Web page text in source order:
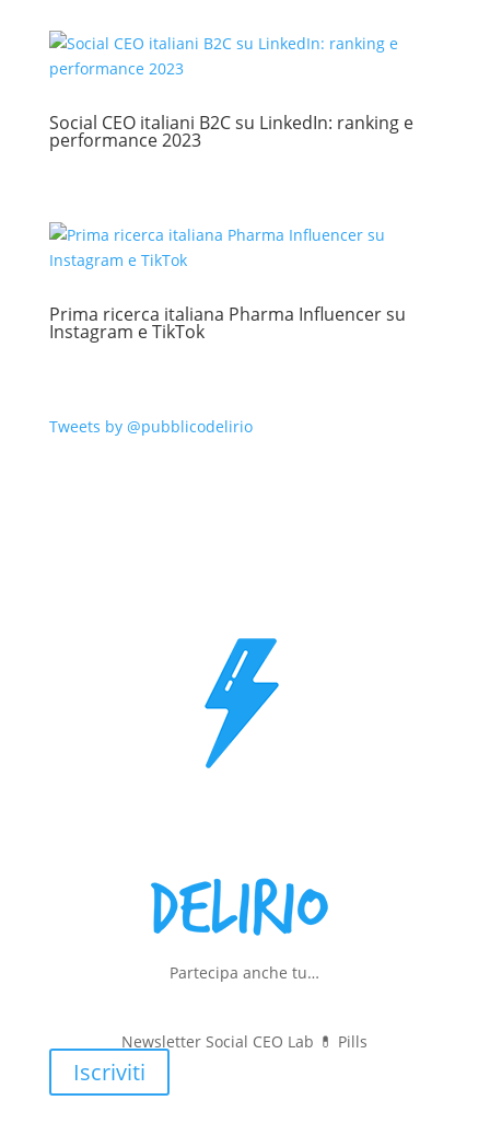
Social CEO italiani B2C su LinkedIn: ranking e
performance 2023
Prima ricerca italiana Pharma Influencer su
Instagram e TikTok
Tweets by @pubblicodelirio
Partecipa anche tu…
Newsletter Social CEO Lab 💊 Pills
Iscriviti